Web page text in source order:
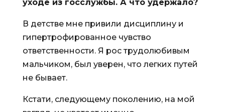
уходе из госслужбы. А что удержало?
В детстве мне привили дисциплину и
гипертрофированное чувство
ответственности. Я рос трудолюбивым
мальчиком, был уверен, что легких путей
не бывает.
Кстати, следующему поколению, на мой